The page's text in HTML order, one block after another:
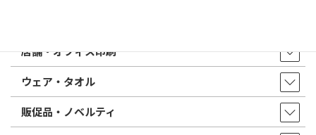
店舗・オフィス印刷
ウェア・タオル
販促品・ノベルティ